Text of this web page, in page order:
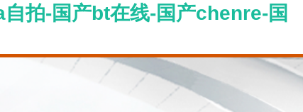
拍-国产bt在线-国产chenre-国